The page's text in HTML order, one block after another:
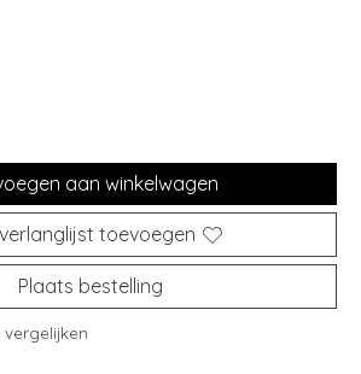
aan winkelwagen
toevoegen
Plaats bestelling